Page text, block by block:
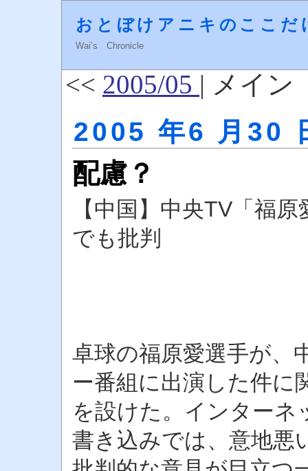
おとぼけアニキのここだ
Wai’s Chronicle
<< 2005/05 | メイン
2005 年6 月30
配慮？
【中国】中央TV「福
でも批判
卓球の福原愛選手が、
ー番組に出演した件に
を設けた。インター
書き込みでは、意地悪